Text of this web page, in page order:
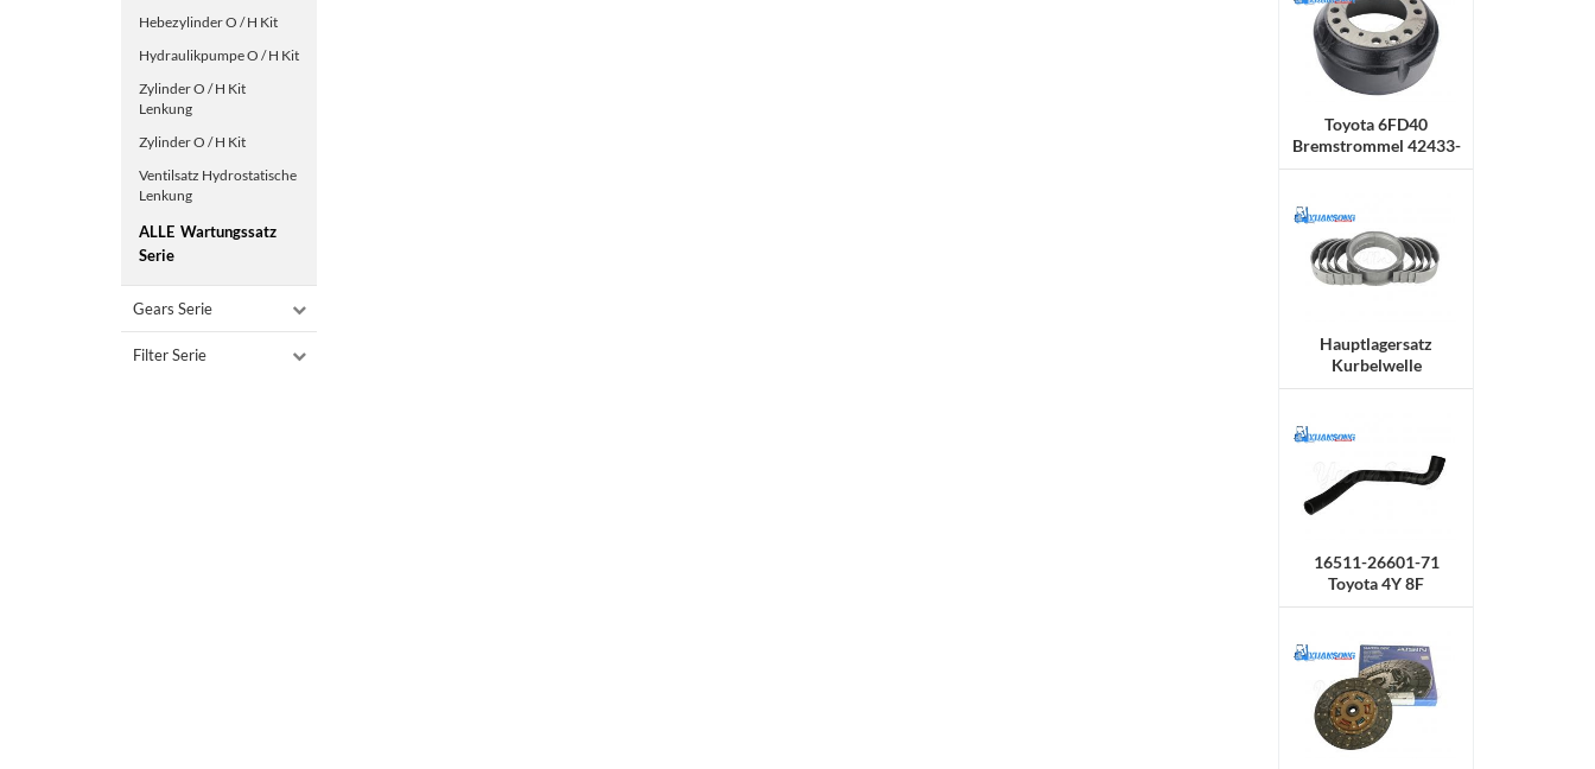
Hebezylinder O / H Kit
Hydraulikpumpe O / H Kit
Zylinder O / H Kit
Lenkung
Zylinder O / H Kit
Ventilsatz Hydrostatische
Lenkung
ALLE Wartungssatz
Serie
Gears Serie
Filter Serie
Toyota 6FD40
Bremstrommel 42433-
30551-71
Hauptlagersatz
Kurbelwelle
16511-26601-71
Toyota 4Y 8F
Kühlerschlauch,